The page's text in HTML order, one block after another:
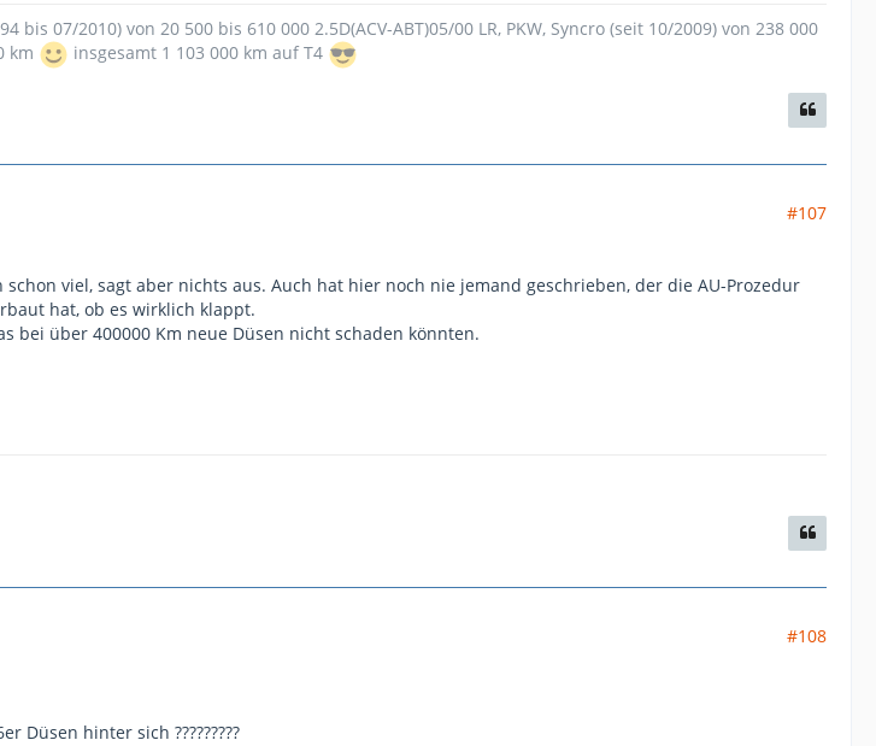
bis 07/2010) von 20 500 bis 610 000 2.5D(ACV-ABT)05/00 LR, PKW, Syncro (seit 10/2009) von 238 000
km
insgesamt 1 103 000 km auf T4
#107
viel, sagt aber nichts aus. Auch hat hier noch nie jemand geschrieben, der die AU-Prozedur
hat, ob es wirklich klappt.
bei über 400000 Km neue Düsen nicht schaden könnten.
#108
Düsen hinter sich ?????????